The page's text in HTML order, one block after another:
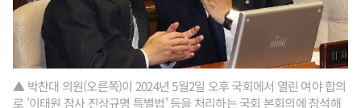
▲ 박찬대 의원(오른쪽)이 2024년 5월2일 오후 국회에서 열린 여야 합의
로 '이태원 참사 진상규명 특별법' 등을 처리하는 국회 본회의에 참석해